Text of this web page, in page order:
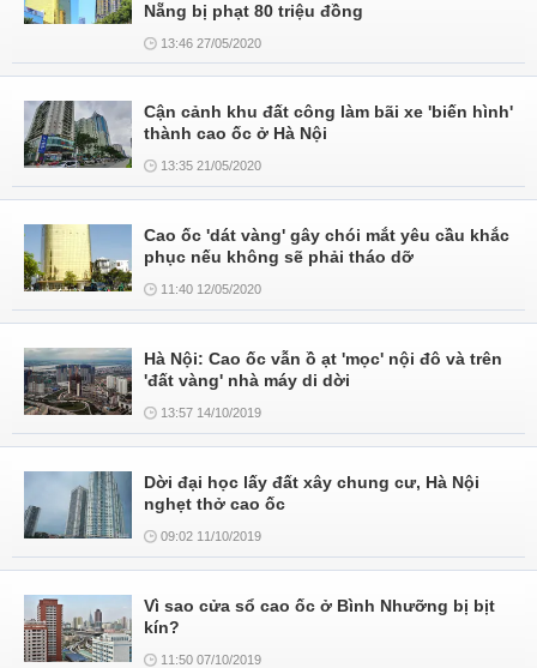
Nẵng bị phạt 80 triệu đồng
13:46 27/05/2020
Cận cảnh khu đất công làm bãi xe 'biến hình'
thành cao ốc ở Hà Nội
13:35 21/05/2020
Cao ốc 'dát vàng' gây chói mắt yêu cầu khắc
phục nếu không sẽ phải tháo dỡ
11:40 12/05/2020
Hà Nội: Cao ốc vẫn ồ ạt 'mọc' nội đô và trên
'đất vàng' nhà máy di dời
13:57 14/10/2019
Dời đại học lấy đất xây chung cư, Hà Nội
nghẹt thở cao ốc
09:02 11/10/2019
Vì sao cửa sổ cao ốc ở Bình Nhưỡng bị bịt
kín?
11:50 07/10/2019